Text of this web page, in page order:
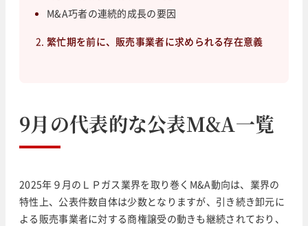
M&A巧者の連続的成長の要因
繁忙期を前に、販売事業者に求められる存在意義
9月の代表的な公表M&A一覧
2025年９月のＬＰガス業界を取り巻くM&A動向は、業界の
特性上、公表件数自体は少数となりますが、引き続き卸元に
よる販売事業者に対する商権譲受の動きも継続されており、